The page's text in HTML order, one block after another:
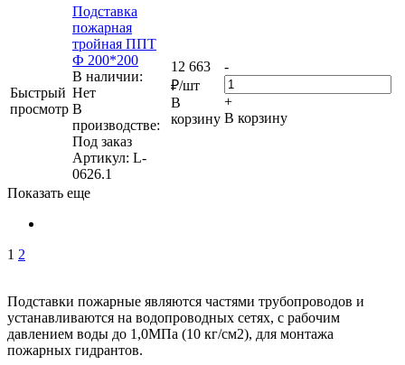
Быстрый
просмотр
Подставка
пожарная
тройная ППТ
Ф 200*200
В наличии:
Нет
В
производстве:
Под заказ
Артикул: L-
0626.1
12 663
₽/шт
В
корзину
-
+
В корзину
Показать еще
1 2
Подставки пожарные являются частями трубопроводов и
устанавливаются на водопроводных сетях, с рабочим
давлением воды до 1,0МПа (10 кг/см2), для монтажа
пожарных гидрантов.